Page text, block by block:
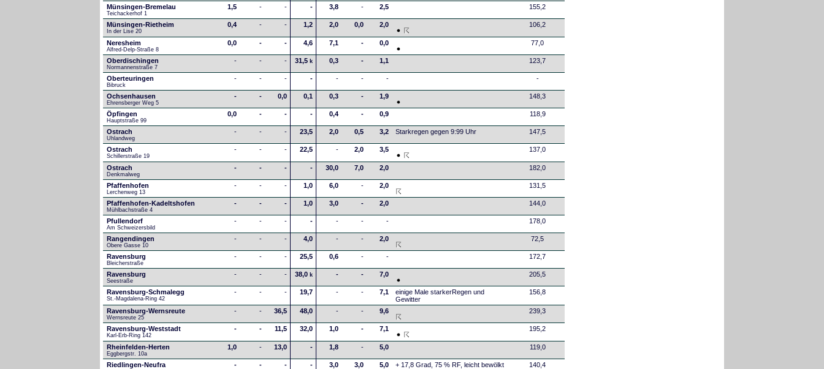
Münsingen-Bremelau
Teichackerhof 1
1,5 - - - 3,8 - 2,5 155,2
Münsingen-Rietheim
In der Lise 20
0,4 - - 1,2 2,0 0,0 2,0 106,2
Neresheim
Alfred-Delp-Straße 8
0,0 - - 4,6 7,1 - 0,0 77,0
Oberdischingen
Normannenstraße 7
- - - 31,5 k 0,3 - 1,1 123,7
Oberteuringen
Bibruck
- - - - - - - -
Ochsenhausen
Ehrensberger Weg 5
- - 0,0 0,1 0,3 - 1,9 148,3
Öpfingen
Hauptstraße 99
0,0 - - - 0,4 - 0,9 118,9
Ostrach
Uhlandweg
- - - 23,5 2,0 0,5 3,2 Starkregen gegen 9:99 Uhr 147,5
Ostrach
Schillerstraße 19
- - - 22,5 - 2,0 3,5 137,0
Ostrach
Denkmalweg
- - - - 30,0 7,0 2,0 182,0
Pfaffenhofen
Lerchenweg 13
- - - 1,0 6,0 - 2,0 131,5
Pfaffenhofen-Kadeltshofen
Mühlbachstraße 4
- - - 1,0 3,0 - 2,0 144,0
Pfullendorf
Am Schweizersbild
- - - - - - - 178,0
Rangendingen
Obere Gasse 10
- - - 4,0 - - 2,0 72,5
Ravensburg
Bleicherstraße
- - - 25,5 0,6 - - 172,7
Ravensburg
Seestraße
- - - 38,0 k - - 7,0 205,5
Ravensburg-Schmalegg
St.-Magdalena-Ring 42
- - - 19,7 - - 7,1
einige Male starkerRegen und
Gewitter
156,8
Ravensburg-Wernsreute
Wernsreute 25
- - 36,5 48,0 - - 9,6 239,3
Ravensburg-Weststadt
Karl-Erb-Ring 142
- - 11,5 32,0 1,0 - 7,1 195,2
Rheinfelden-Herten
Eggbergstr. 10a
1,0 - 13,0 - 1,8 - 5,0 119,0
Riedlingen-Neufra - - - - 3,0 3,0 5,0 + 17,8 Grad, 75 % RF, leicht bewölkt 140,4